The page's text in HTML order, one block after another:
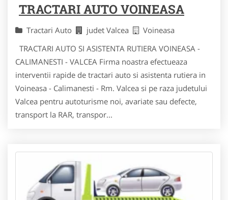
TRACTARI AUTO VOINEASA
Tractari Auto judet Valcea
Voineasa
TRACTARI AUTO SI ASISTENTA RUTIERA VOINEASA -
CALIMANESTI - VALCEA Firma noastra efectueaza
interventii rapide de tractari auto si asistenta rutiera in
Voineasa - Calimanesti - Rm. Valcea si pe raza judetului
Valcea pentru autoturisme noi, avariate sau defecte,
transport la RAR, transpor...